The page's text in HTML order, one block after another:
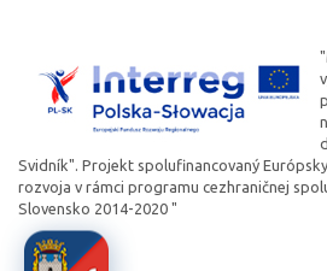
Svidník". Projekt spolufinancovaný
rozvoja v rámci programu cezhraničnej
Slovensko 2014-2020 "